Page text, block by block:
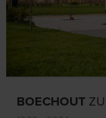
BOECHOUT